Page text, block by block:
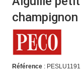
Référence: PESLU1191